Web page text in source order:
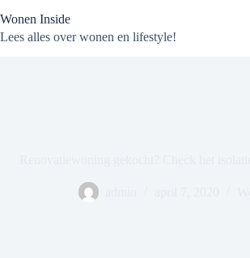
naar
de
Wonen Inside
Lees alles over wonen en lifestyle!